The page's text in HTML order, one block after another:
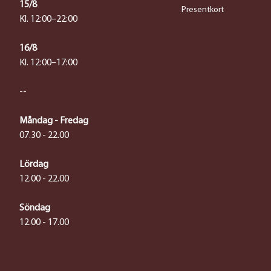
15/8
Kl. 12:00–22:00
16/8
Kl. 12:00–17:00
--
Måndag - Fredag
07.30 - 22.00
Lördag
12.00 - 22.00
Söndag
12.00 - 17.00
Presentkort